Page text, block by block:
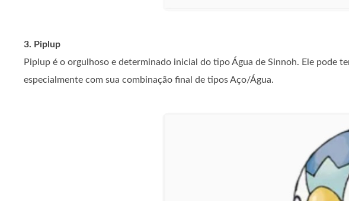
3. Piplup
Piplup é o orgulhoso e determinado inicial do tipo Água de Sinnoh. Ele pode
especialmente com sua combinação final de tipos Aço/Água.